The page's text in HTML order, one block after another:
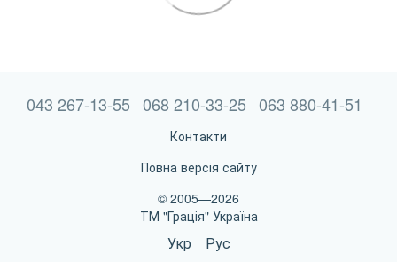
043 267-13-55 068 210-33-25 063 880-41-51
Контакти
Повна версія сайту
© 2005—2026
ТМ "Грація" Україна
Укр Рус